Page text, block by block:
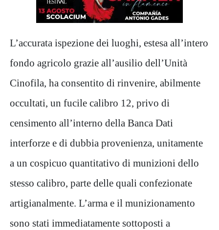
L’accurata ispezione dei luoghi, estesa all’intero
fondo agricolo grazie all’ausilio dell’Unità
Cinofila, ha consentito di rinvenire, abilmente
occultati, un fucile calibro 12, privo di
censimento all’interno della Banca Dati
interforze e di dubbia provenienza, unitamente
a un cospicuo quantitativo di munizioni dello
stesso calibro, parte delle quali confezionate
artigianalmente. L’arma e il munizionamento
sono stati immediatamente sottoposti a